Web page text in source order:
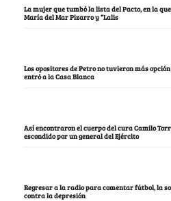
La mujer que tumbó la lista del Pacto, en la
María del Mar Pizarro y “Lalis
Los opositores de Petro no tuvieron más
entró a la Casa Blanca
Así encontraron el cuerpo del cura Camilo
escondido por un general del Ejército
Regresar a la radio para comentar fútbol, la
contra la depresión